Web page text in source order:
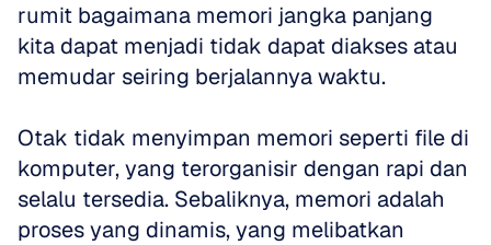
rumit bagaimana memori jangka panjang
kita dapat menjadi tidak dapat diakses atau
memudar seiring berjalannya waktu.
Otak tidak menyimpan memori seperti file di
komputer, yang terorganisir dengan rapi dan
selalu tersedia. Sebaliknya, memori adalah
proses yang dinamis, yang melibatkan